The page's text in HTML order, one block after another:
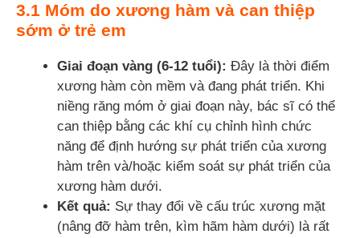
3.1 Móm do xương hàm và can thiệp
sớm ở trẻ em
Giai đoạn vàng (6-12 tuổi): Đây là thời điểm
xương hàm còn mềm và đang phát triển. Khi
niềng răng móm ở giai đoạn này, bác sĩ có thể
can thiệp bằng các khí cụ chỉnh hình chức
năng để định hướng sự phát triển của xương
hàm trên và/hoặc kiểm soát sự phát triển của
xương hàm dưới.
Kết quả: Sự thay đổi về cấu trúc xương mặt
(nâng đỡ hàm trên, kìm hãm hàm dưới) là rất